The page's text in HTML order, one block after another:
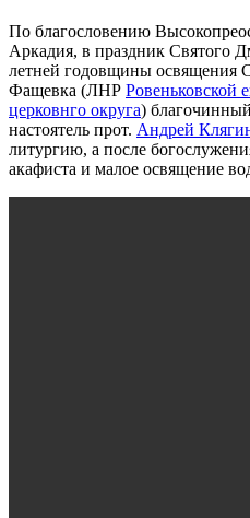
По благословению
Аркадия, в праздник Святого
летней годовщины освящения
Фащевка (ЛНР Ровеньковской
церковнго округа)
настоятель прот. Андрей
литургию, а после
акафиста и малое освящение